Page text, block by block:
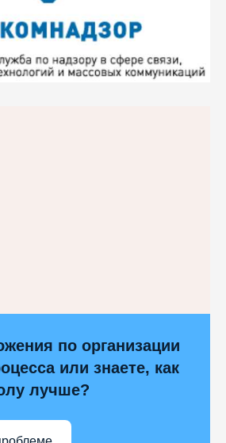
по организации
или знаете, как
лучше?